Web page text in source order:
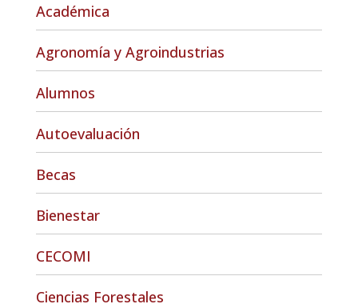
Académica
Agronomía y Agroindustrias
Alumnos
Autoevaluación
Becas
Bienestar
CECOMI
Ciencias Forestales